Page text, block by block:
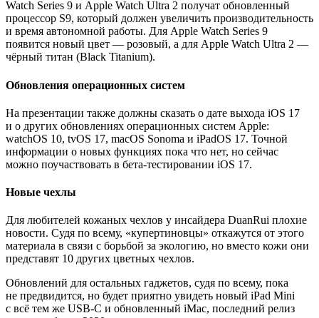
Watch Series 9 и Apple Watch Ultra 2 получат обновленный
процессор S9, который должен увеличить производительность
и время автономной работы. Для Apple Watch Series 9
появится новый цвет — розовый, а для Apple Watch Ultra 2 —
чёрный титан (Black Titanium).
Обновления операционных систем
На презентации также должны сказать о дате выхода iOS 17
и о других обновлениях операционных систем Apple:
watchOS 10, tvOS 17, macOS Sonoma и iPadOS 17. Точной
информации о новых функциях пока что нет, но сейчас
можно поучаствовать в бета-тестировании iOS 17.
Новые чехлы
Для любителей кожаных чехлов у инсайдера DuanRui плохие
новости. Судя по всему, «купертиновцы» откажутся от этого
материала в связи с борьбой за экологию, но вместо кожи они
представят 10 других цветных чехлов.
Обновлений для остальных гаджетов, судя по всему, пока
не предвидится, но будет приятно увидеть новый iPad Mini
с всё тем же USB-C и обновленный iMac, последний релиз